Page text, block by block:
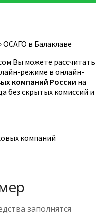
ОСАГО в Балаклаве
Вы можете рассчитать
режиме в онлайн-
компаний России на
без скрытых комиссий и
компаний